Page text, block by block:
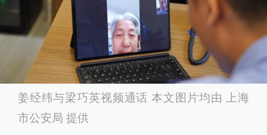
姜经纬与梁巧英视频通话 本文图片均由 上海
市公安局 提供